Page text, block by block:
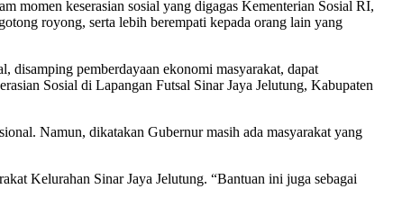
momen keserasian sosial yang digagas Kementerian Sosial RI,
royong, serta lebih berempati kepada orang lain yang
disamping pemberdayaan ekonomi masyarakat, dapat
Sosial di Lapangan Futsal Sinar Jaya Jelutung, Kabupaten
Namun, dikatakan Gubernur masih ada masyarakat yang
Kelurahan Sinar Jaya Jelutung. “Bantuan ini juga sebagai